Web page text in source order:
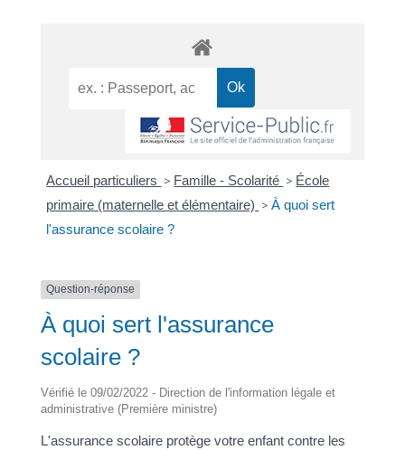
Accueil particuliers > Famille - Scolarité > École
primaire (maternelle et élémentaire) > À quoi sert
l'assurance scolaire ?
Question-réponse
À quoi sert l'assurance
scolaire ?
Vérifié le 09/02/2022 - Direction de l'information légale et
administrative (Première ministre)
L'assurance scolaire protège votre enfant contre les